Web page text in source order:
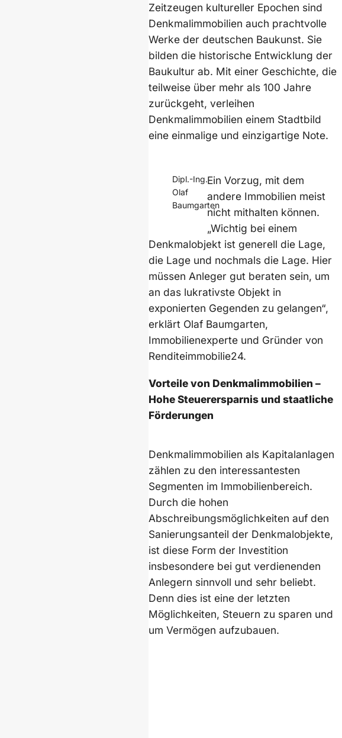
Zeitzeugen kultureller Epochen sind
Denkmalimmobilien auch prachtvolle
Werke der deutschen Baukunst. Sie
bilden die historische Entwicklung der
Baukultur ab. Mit einer Geschichte, die
teilweise über mehr als 100 Jahre
zurückgeht, verleihen
Denkmalimmobilien einem Stadtbild
eine einmalige und einzigartige Note.
Dipl.-Ing.
Olaf
Baumgarten
Ein Vorzug, mit dem
andere Immobilien meist
nicht mithalten können.
„Wichtig bei einem
Denkmalobjekt ist generell die Lage,
die Lage und nochmals die Lage. Hier
müssen Anleger gut beraten sein, um
an das lukrativste Objekt in
exponierten Gegenden zu gelangen“,
erklärt Olaf Baumgarten,
Immobilienexperte und Gründer von
Renditeimmobilie24.
Vorteile von Denkmalimmobilien –
Hohe Steuerersparnis und staatliche
Förderungen
Denkmalimmobilien als Kapitalanlagen
zählen zu den interessantesten
Segmenten im Immobilienbereich.
Durch die hohen
Abschreibungsmöglichkeiten auf den
Sanierungsanteil der Denkmalobjekte,
ist diese Form der Investition
insbesondere bei gut verdienenden
Anlegern sinnvoll und sehr beliebt.
Denn dies ist eine der letzten
Möglichkeiten, Steuern zu sparen und
um Vermögen aufzubauen.